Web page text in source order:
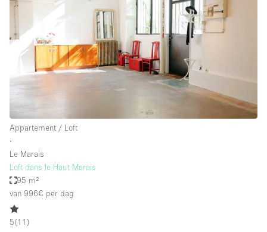
Appartement / Loft
∙
Le Marais
Loft dans le Haut Marais
95 m²
van 996€ per dag
5(11 )